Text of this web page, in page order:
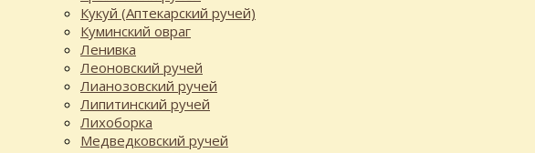
Кукуй (Аптекарский ручей)
Куминский овраг
Ленивка
Леоновский ручей
Лианозовский ручей
Липитинский ручей
Лихоборка
Медведковский ручей